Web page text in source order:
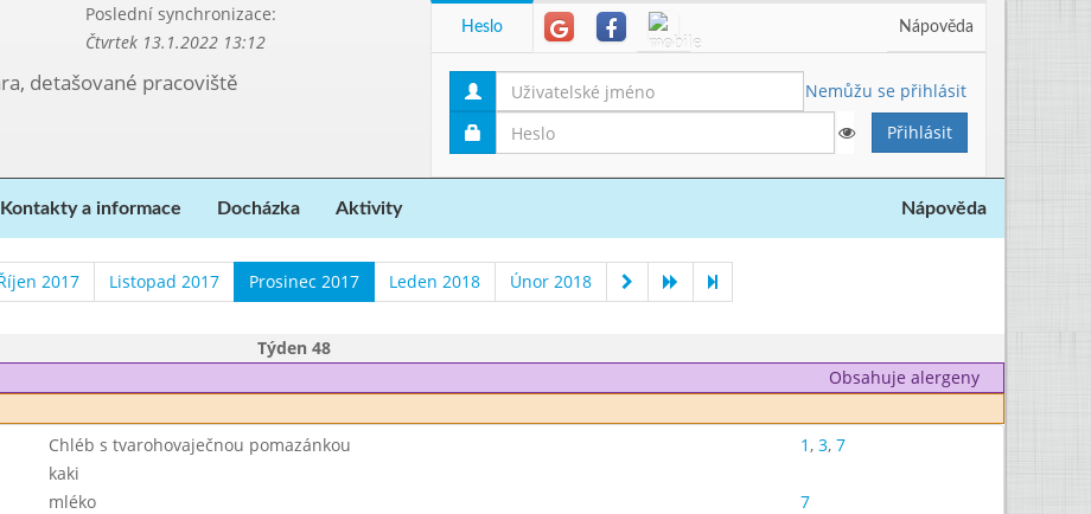
Poslední synchronizace:
Čtvrtek 13.1.2022 13:12
detašované pracoviště
Heslo Nápověda
Nemůžu se přihlásit
Kontakty a informace Docházka Aktivity Nápověda
2017 Listopad 2017 Prosinec 2017 Leden 2018 Únor 2018
Týden 48
Obsahuje alergeny
Chléb s tvarohovaječnou pomazánkou 1, 3, 7
kaki
mléko
7